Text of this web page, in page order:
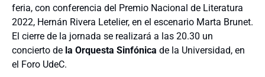
feria, con conferencia del Premio Nacional de Literatura
2022, Hernán Rivera Letelier, en el escenario Marta Brunet.
El cierre de la jornada se realizará a las 20.30 un
concierto de la Orquesta Sinfónica de la Universidad, en
el Foro UdeC.